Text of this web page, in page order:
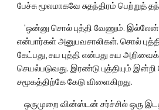
பேச்சு மூலமாகவே சுதந்திரம் பெற்றுத்
    'ஒன்னு சொல் புத்தி வேணும். இல்லேன்னா சுய புத்தி வேணும் '
என்பார்கள் அனுபவசாலிகள். சொல்
கேட்பது, சுய புத்தி என்பது சுய
செயல்படுவது. இரண்டு புத்தியும்
சமூகத்திற்கே கேடு விளைகிறது.
    ஒருமுறை வின்ஸ்டன் சர்ச்சில் ஒரு இடத்தில உரை நிகழ்த்தச்